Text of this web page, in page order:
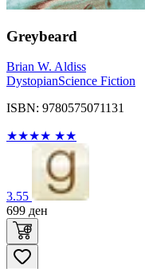
Greybeard
Brian W. Aldiss
DystopianScience Fiction
ISBN: 9780575071131
★★★★ ★★
3.55
699 ден